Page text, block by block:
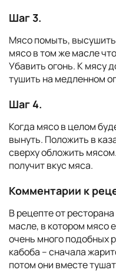
Шаг 3.
Мясо помыть,
мясо в том же масле
Убавить огонь. К мясу
тушить на медленном
Шаг 4.
Когда мясо в целом
вынуть. Положить в
сверху обложить
получит вкус мяса.
Комментарии к
В рецепте от ресторана
масле, в котором мясо
очень много подобных
кабоба – сначала
потом они вместе